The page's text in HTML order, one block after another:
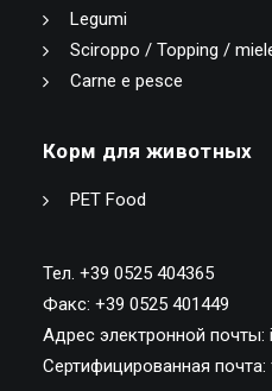
Legumi
Sciroppo / Topping /
Carne e pesce
Корм для животных
PET Food
Тел. +39 0525 404365
Факс: +39 0525 401449
Адрес электронной
Сертифицированная